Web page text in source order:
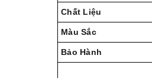
Chất Liệu
Màu Sắc
Bảo Hành